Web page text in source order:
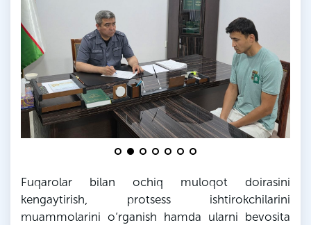
Fuqarolar bilan ochiq muloqot doirasini
kengaytirish, protsess ishtirokchilarini
muammolarini o‘rganish hamda ularni bevosita